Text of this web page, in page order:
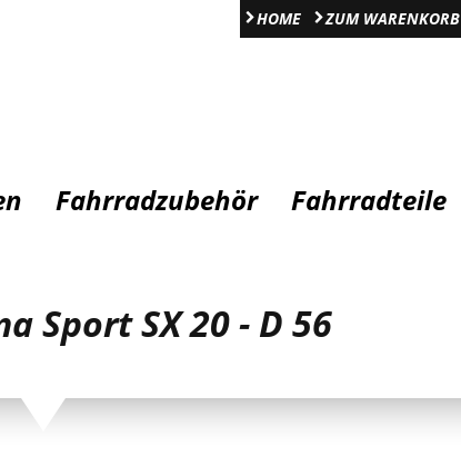
HOME ZUM WARENKORB
Fahrradzubehör Fahrradteile
Sport SX 20 - D 56